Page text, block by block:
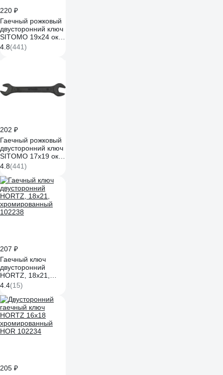
220 ₽
Гаечный рожковый
двусторонний ключ
SITOMO 19x24 окс.
449576
4.8(441)
202 ₽
Гаечный рожковый
двусторонний ключ
SITOMO 17х19 окс.
28919
4.8(441)
207 ₽
Гаечный ключ
двусторонний
HORTZ, 18x21,
хромированный
102238
4.4(15)
205 ₽